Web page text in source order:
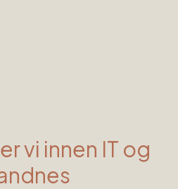
vi innen IT og